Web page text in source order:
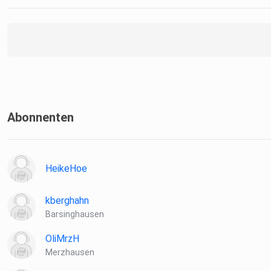
Abonnenten
HeikeHoe
kberghahn
Barsinghausen
OliMrzH
Merzhausen